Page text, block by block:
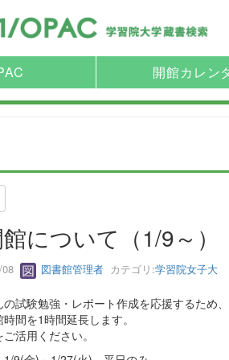
開館カレン
について（1/9～）
図書館管理者 カテゴリ:学習院女子大
試験勉強・レポート作成を応援するため、
間を1時間延長します。
活用ください。